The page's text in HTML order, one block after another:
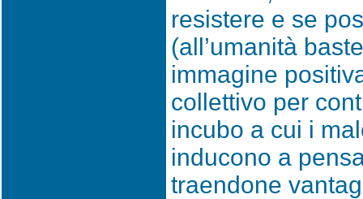
resistere e se
(all’umanità
immagine
collettivo per
incubo a cui i
inducono a
traendone